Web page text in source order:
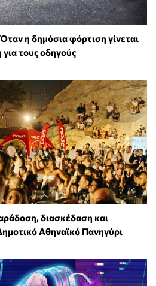
η δημόσια φόρτιση γίνεται
τους οδηγούς
διασκέδαση και
Αθηναϊκό Πανηγύρι